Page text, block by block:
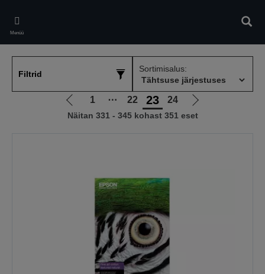
main
content
Menüü
Filtrid
Sortimisalus:
Liigu
eelmisele
1 ⋯ 22 23 24
Liigu
järgmisele
Näitan 331 - 345 kohast 351 eset